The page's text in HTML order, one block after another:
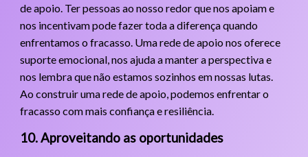
de apoio. Ter pessoas ao nosso redor que nos apoiam e
nos incentivam pode fazer toda a diferença quando
enfrentamos o fracasso. Uma rede de apoio nos oferece
suporte emocional, nos ajuda a manter a perspectiva e
nos lembra que não estamos sozinhos em nossas lutas.
Ao construir uma rede de apoio, podemos enfrentar o
fracasso com mais confiança e resiliência.
10. Aproveitando as oportunidades